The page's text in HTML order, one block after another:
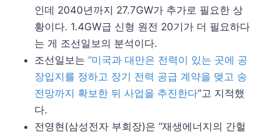
인데 2040년까지 27.7GW가 추가로 필요한 상
황이다. 1.4GW급 신형 원전 20기가 더 필요하다
는 게 조선일보의 분석이다.
조선일보는 “미국과 대만은 전력이 있는 곳에 공
장입지를 정하고 장기 전력 공급 계약을 맺고 송
전망까지 확보한 뒤 사업을 추진한다”고 지적했
다.
전영현(삼성전자 부회장)은 “재생에너지의 간헐